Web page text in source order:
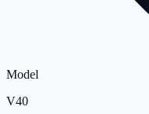
Model
V40